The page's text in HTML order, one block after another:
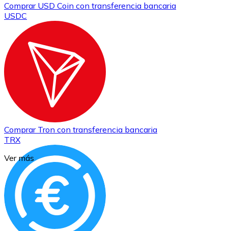
Comprar USD Coin con transferencia bancaria
USDC
Comprar Tron con transferencia bancaria
TRX
Ver más